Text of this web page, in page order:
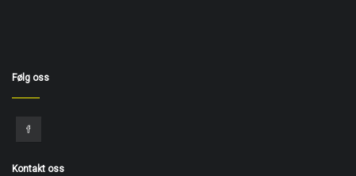
Følg oss
Kontakt oss